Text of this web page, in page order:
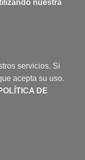
nuestra
servicios. Si
acepta su uso.
DE